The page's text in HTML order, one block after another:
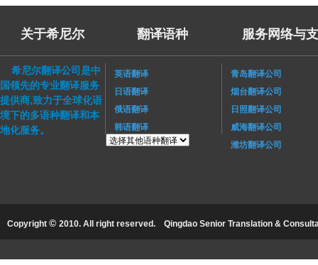
关于希尼尔 翻译语种 服务网络与
希尼尔翻译公司是中
国领先的专业翻译服务
提供商,致力于全球化语
境下的多语种翻译和本
地化服务。
英语翻译
日语翻译
俄语翻译
韩语翻译
青岛翻译公司
烟台翻译公司
日照翻译公司
威海翻译公司
潍坊翻译公司
Copyright © 2010. All right reserved. Qingdao Senior Translation &